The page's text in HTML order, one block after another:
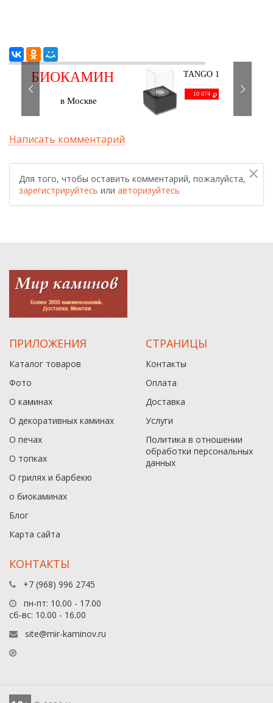
БИОКАМИН
в Москве
TANGO 1
10 074
Написать комментарий
×
Для того, чтобы оставить комментарий, пожалуйста,
зарегистрируйтесь или авторизуйтесь
ПРИЛОЖЕНИЯ
Каталог товаров
Фото
О каминах
О декоративных каминах
О печах
О топках
О грилях и барбекю
о биокаминах
Блог
Карта сайта
СТРАНИЦЫ
Контакты
Оплата
Доставка
Услуги
Политика в отношении
обработки персональных
данныx
КОНТАКТЫ
+7 (968) 996 2745
пн-пт: 10.00 - 17.00
сб-вс: 10.00 - 16.00
site@mir-kaminov.ru